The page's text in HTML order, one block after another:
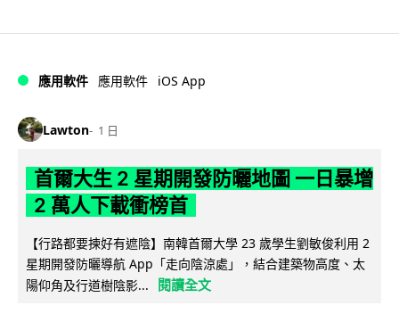
應用軟件 應用軟件 iOS App
Lawton 1 日
首爾大生 2 星期開發防曬地圖 一日暴增
2 萬人下載衝榜首
【行路都要揀好有遮陰】南韓首爾大學 23 歲學生劉敏俊利用 2
星期開發防曬導航 App「走向陰涼處」，結合建築物高度、太
陽仰角及行道樹陰影...
閱讀全文